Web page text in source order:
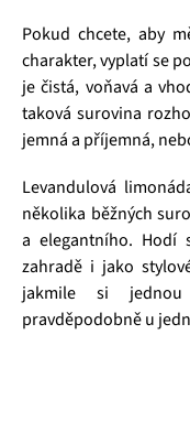
Pokud chcete, aby
charakter, vyplatí se
je čistá, voňavá a
taková surovina
jemná a příjemná,
Levandulová
několika běžných
a elegantního. Hodí
zahradě i jako
jakmile si
pravděpodobně u